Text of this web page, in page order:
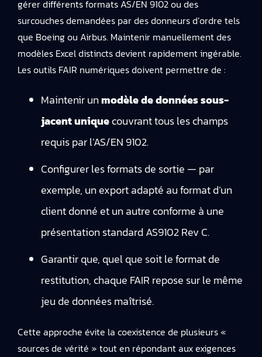
gérer différents formats AS/EN 9102 ou des
surcouches demandées par des donneurs d’ordre tels
que Boeing ou Airbus. Maintenir manuellement des
modèles Excel distincts devient rapidement ingérable.
Les outils FAIR numériques doivent permettre de :
Maintenir unmodèle de données sous-
jacent uniquecouvrant tous les champs
requis par l’AS/EN 9102.
Configurer les formats de sortie — par
exemple, un export adapté au format d’un
client donné et un autre conforme à une
présentation standard AS9102 Rev C.
Garantir que, quel que soit le format de
restitution, chaque FAIR repose sur le même
jeu de données maîtrisé.
Cette approche évite la coexistence de plusieurs «
sources de vérité » tout en répondant aux exigences